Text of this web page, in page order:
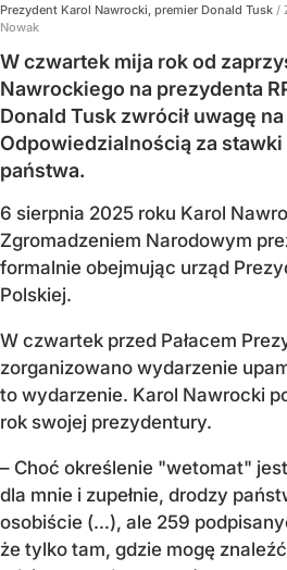
Prezydent Karol Nawrocki, premier Donald Tusk /
Nowak
W czwartek mija rok od
Nawrockiego na prezydenta
Donald Tusk zwrócił uwagę
Odpowiedzialnością za stawki
państwa.
6 sierpnia 2025 roku Karol
Zgromadzeniem Narodowym
formalnie obejmując urząd
Polskiej.
W czwartek przed Pałacem
zorganizowano wydarzenie
to wydarzenie. Karol Nawrocki
rok swojej prezydentury.
– Choć określenie "wetomat"
dla mnie i zupełnie, drodzy
osobiście (…), ale 259
że tylko tam, gdzie mogę